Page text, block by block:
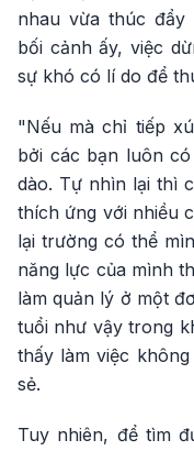
nhau vừa thúc đẩy
bối cảnh ấy, việc
sự khó có lí do để
"Nếu mà chỉ tiếp
bởi các bạn luôn
dào. Tự nhìn lại thì
thích ứng với nhiều
lại trường có thể
năng lực của mình
làm quản lý ở một
tuổi như vậy trong
thấy làm việc
sẻ.
Tuy nhiên, để tìm